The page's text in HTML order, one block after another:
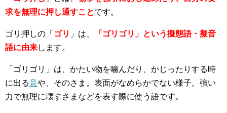
求を無理に押し通すことです。
ゴリ押しの「 ゴリ 」は、
「ゴリゴリ」という擬態語・擬音
語に由来します。
「ゴリゴリ」は、かたい物を噛んだり、かじったりする時
に出る音や、そのさま。表面がなめらかでない様子。強い
力で無理に壊すさまなどを表す際に使う語です。